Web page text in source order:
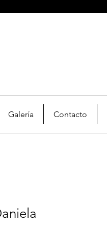
Galería Contacto